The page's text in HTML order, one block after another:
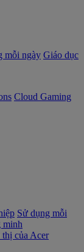
mỗi ngày Giáo dục
Cloud Gaming
Sử dụng mỗi
minh
của Acer